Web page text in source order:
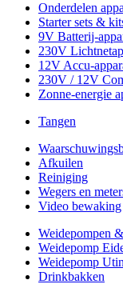
Onderdelen
Starter sets &
9V Batterij-
230V
12V Accu-
230V / 12V
Zonne-energie
Tangen
Afkuilen
Reiniging
Wegers en
Video bewaking
Weidepompen
Weidepomp
Weidepomp
Drinkbakken